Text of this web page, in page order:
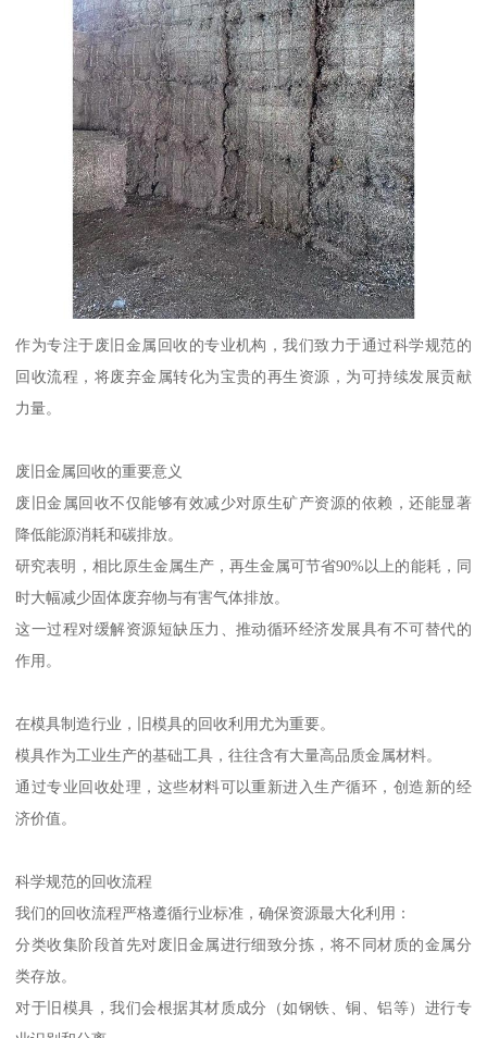
作为专注于废旧金属回收的专业机构，我们致力于通过科学规范的
回收流程，将废弃金属转化为宝贵的再生资源，为可持续发展贡献
力量。
废旧金属回收的重要意义
废旧金属回收不仅能够有效减少对原生矿产资源的依赖，还能显著
降低能源消耗和碳排放。
研究表明，相比原生金属生产，再生金属可节省90%以上的能耗，同
时大幅减少固体废弃物与有害气体排放。
这一过程对缓解资源短缺压力、推动循环经济发展具有不可替代的
作用。
在模具制造行业，旧模具的回收利用尤为重要。
模具作为工业生产的基础工具，往往含有大量高品质金属材料。
通过专业回收处理，这些材料可以重新进入生产循环，创造新的经
济价值。
科学规范的回收流程
我们的回收流程严格遵循行业标准，确保资源最大化利用：
分类收集阶段首先对废旧金属进行细致分拣，将不同材质的金属分
类存放。
对于旧模具，我们会根据其材质成分（如钢铁、铜、铝等）进行专